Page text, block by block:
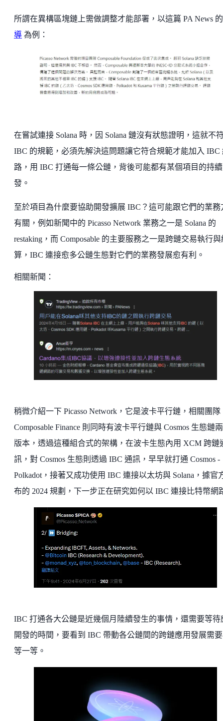
所謂在異構區塊鏈上需做調整才能部署，以這篇 PA News
導 為例：
在嘗試連接 Solana 時，因 Solana 鏈沒有狀態證明，這就不
IBC 的規範，必須先解決這問題讓它符合規範才能加入 IBC
路，用 IBC 打通每一條公鏈，背後可能都有某個項目的持
發。
至於項目為什麼要協助開發擴展 IBC？這可能跟它們的業務
有關，例如新聞中的 Picasso Network 業務之一是 Solana 的
restaking，而 Composable 的主要服務之一是跨鏈交易執行與
算，IBC 連接愈多公鏈生態對它們的業務發展愈有利。
相關新聞：
稍微介紹一下 Picasso Network，它是波卡平行鏈，相關團隊
Composable Finance 則同時有波卡平行鏈與 Cosmos 生態鏈
版本，透過這種組合式的架構，在波卡生態內用 XCM 跨鏈
訊，對 Cosmos 生態則透過 IBC 通訊，早早就打通 Cosmos -
Polkadot，接著又成功使用 IBC 連接以太坊與 Solana，據官
布的 2024 規劃，下一步正在研究如何以 IBC 連接比特幣網
IBC 打通各大公鏈是近幾個月陸續發生的事情，還需要等待
開發的時間，要看到 IBC 帶動各公鏈間的跨鏈應用發展需
等一等。